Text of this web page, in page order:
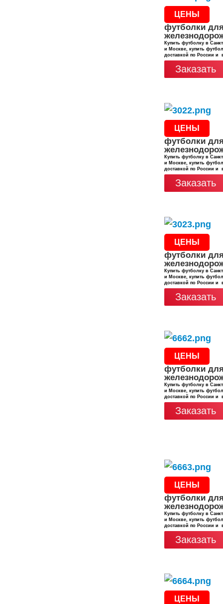
ЦЕНЫ
футболки
Купить футболку в
и Москве, купить
доставкой по России и
Заказать
ЦЕНЫ
футболки
Купить футболку в
и Москве, купить
доставкой по России и
Заказать
ЦЕНЫ
футболки
Купить футболку в
и Москве, купить
доставкой по России и
Заказать
ЦЕНЫ
футболки
Купить футболку в
и Москве, купить
доставкой по России и
Заказать
ЦЕНЫ
футболки
Купить футболку в
и Москве, купить
доставкой по России и
Заказать
ЦЕНЫ